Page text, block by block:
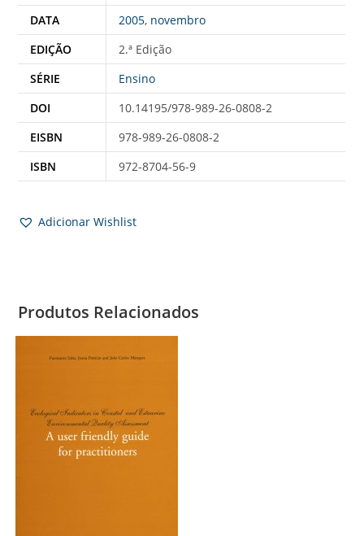
DATA
2005, novembro
EDIÇÃO
2.ª Edição
SÉRIE
Ensino
DOI
10.14195/978-989-26-0808-2
EISBN
978-989-26-0808-2
ISBN
972-8704-56-9
Adicionar Wishlist
Produtos Relacionados